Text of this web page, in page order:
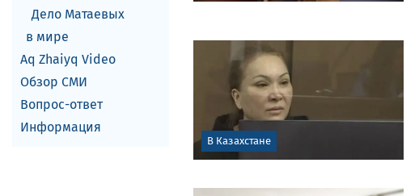
Дело Матаевых
в мире
Aq Zhaiyq Video
Обзор СМИ
Вопрос-ответ
Информация
В Казахстане